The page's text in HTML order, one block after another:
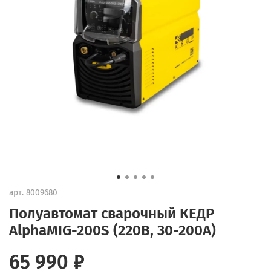
арт. 8009680
Полуавтомат сварочный КЕДР
AlphaMIG-200S (220В, 30-200А)
65 990 ₽